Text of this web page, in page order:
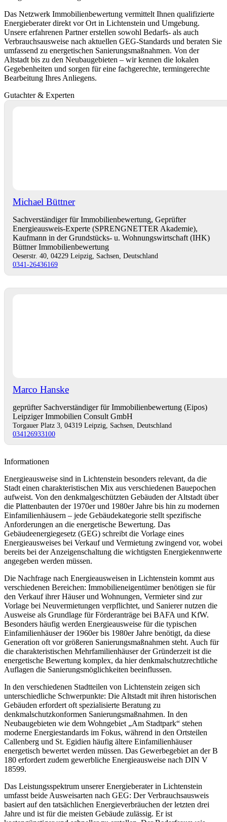
Das Netzwerk Immobilienbewertung vermittelt Ihnen qualifizierte
Energieberater direkt vor Ort in Lichtenstein und Umgebung.
Unsere erfahrenen Partner erstellen sowohl Bedarfs- als auch
Verbrauchsausweise nach aktuellen GEG-Standards und beraten Sie
umfassend zu energetischen Sanierungsmaßnahmen. Von der
Altstadt bis zu den Neubaugebieten – wir kennen die lokalen
Gegebenheiten und sorgen für eine fachgerechte, termingerechte
Bearbeitung Ihres Anliegens.
Gutachter & Experten
Michael Büttner
Sachverständiger für Immobilienbewertung, Geprüfter
Energieausweis-Experte (SPRENGNETTER Akademie),
Kaufmann in der Grundstücks- u. Wohnungswirtschaft (IHK)
Büttner Immobilienbewertung
Oeserstr. 40, 04229 Leipzig, Sachsen, Deutschland
0341-26436169
Marco Hanske
geprüfter Sachverständiger für Immobilienbewertung (Eipos)
Leipziger Immobilien Consult GmbH
Torgauer Platz 3, 04319 Leipzig, Sachsen, Deutschland
034126933100
Informationen
Energieausweise sind in Lichtenstein besonders relevant, da die
Stadt einen charakteristischen Mix aus verschiedenen Bauepochen
aufweist. Von den denkmalgeschützten Gebäuden der Altstadt über
die Plattenbauten der 1970er und 1980er Jahre bis hin zu modernen
Einfamilienhäusern – jede Gebäudekategorie stellt spezifische
Anforderungen an die energetische Bewertung. Das
Gebäudeenergiegesetz (GEG) schreibt die Vorlage eines
Energieausweises bei Verkauf und Vermietung zwingend vor, wobei
bereits bei der Anzeigenschaltung die wichtigsten Energiekennwerte
angegeben werden müssen.
Die Nachfrage nach Energieausweisen in Lichtenstein kommt aus
verschiedenen Bereichen: Immobilieneigentümer benötigen sie für
den Verkauf ihrer Häuser und Wohnungen, Vermieter sind zur
Vorlage bei Neuvermietungen verpflichtet, und Sanierer nutzen die
Ausweise als Grundlage für Förderanträge bei BAFA und KfW.
Besonders häufig werden Energieausweise für die typischen
Einfamilienhäuser der 1960er bis 1980er Jahre benötigt, da diese
Generation oft vor größeren Sanierungsmaßnahmen steht. Auch für
die charakteristischen Mehrfamilienhäuser der Gründerzeit ist die
energetische Bewertung komplex, da hier denkmalschutzrechtliche
Auflagen die Sanierungsmöglichkeiten beeinflussen.
In den verschiedenen Stadtteilen von Lichtenstein zeigen sich
unterschiedliche Schwerpunkte: Die Altstadt mit ihren historischen
Gebäuden erfordert oft spezialisierte Beratung zu
denkmalschutzkonformen Sanierungsmaßnahmen. In den
Neubaugebieten wie dem Wohngebiet „Am Stadtpark“ stehen
moderne Energiestandards im Fokus, während in den Ortsteilen
Callenberg und St. Egidien häufig ältere Einfamilienhäuser
energetisch bewertet werden müssen. Das Gewerbegebiet an der B
180 erfordert zudem gewerbliche Energieausweise nach DIN V
18599.
Das Leistungsspektrum unserer Energieberater in Lichtenstein
umfasst beide Ausweisarten nach GEG: Der Verbrauchsausweis
basiert auf den tatsächlichen Energieverbräuchen der letzten drei
Jahre und ist für die meisten Gebäude zulässig. Er ist